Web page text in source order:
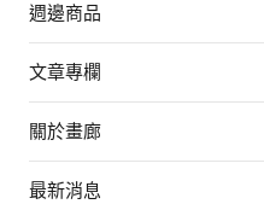
週邊商品
文章專欄
關於畫廊
最新消息